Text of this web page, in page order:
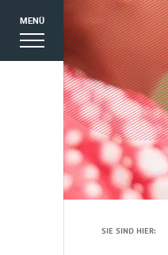
MENÜ
SIE SIND HIER: